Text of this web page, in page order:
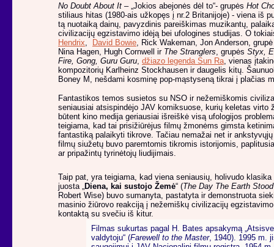
No Doubt About It – „Jokios abejonės dėl to“- grupės Hot
stiliaus hitas (1980-ais užkopęs į nr.2 Britanijoje) - viena iš
tą nuotaiką dainų, pavyzdinis pareiškimas muzikantų,
civilizacijų egzistavimo idėją bei ufologines studijas. O
Hendrix
David Bowie , Rick Wakeman, Jon Anderson,
Nina Hagen, Hugh Cornwell ir The Stranglers , grupės Styx,
Fire, Gong, Guru Guru džiazo legenda Sun Ra , vienas
kompozitorių Karlheinz Stockhausen ir daugelis kitų.
Boney M, nešdami kosminę pop-mąstyseną tikrai į plačias
Fantastikos temos susietos su NSO ir nežemiškomis
seniausiai atsispindėjo JAV komiksuose, kurių keletas virto
būtent kino medija geriausiai išreiškė visą ufologijos
teigiama, kad tai prisižiūrėjus filmų žmonėms gimsta
fantastiką palaikyti tikrove. Tačiau nemažai net ir ankstyvųjų
filmų siužetų buvo paremtomis tikromis istorijomis,
ar pripažintų tyrinėtojų liudijimais.
Taip pat, yra teigiama, kad viena seniausių, holivudo
juosta „
Diena, kai sustojo Žemė“ (The Day The Earth
Robert Wise) buvo sumanyta, pastatyta ir demonstruota
masinio žiūrovo reakciją į nežemiškų civilizacijų
kontaktą su svečiu iš kitur.
Filmas sukurtas pagal H. Bates apsakymą
valdytoju“ (Farewell to the Master, 1940). 1995 m.